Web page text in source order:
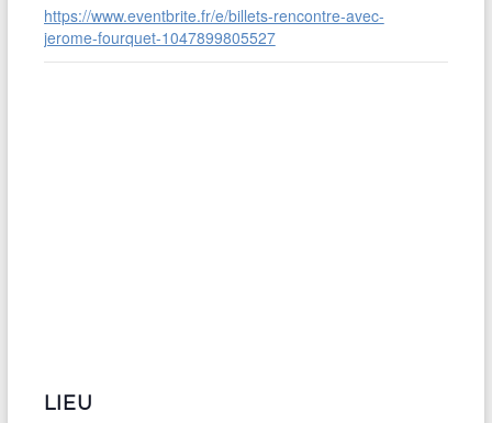
https://www.eventbrite.fr/e/billets-rencontre-avec-
jerome-fourquet-1047899805527
LIEU